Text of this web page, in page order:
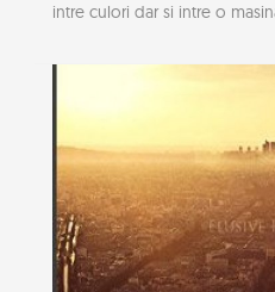
intre culori dar si intre o